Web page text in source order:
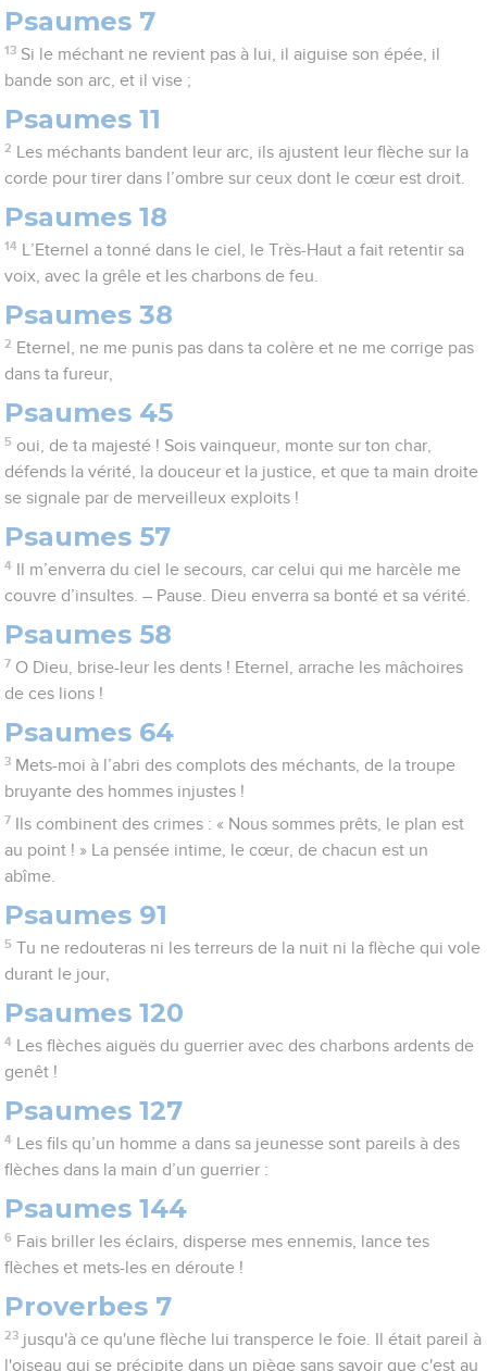
Psaumes 7
13 Si le méchant ne revient pas à lui, il aiguise son épée, il
bande son arc, et il vise ;
Psaumes 11
2
Les méchants bandent leur arc, ils ajustent leur flèche sur la
corde pour tirer dans l’ombre sur ceux dont le cœur est droit.
Psaumes 18
14
L’Eternel a tonné dans le ciel, le Très-Haut a fait retentir sa
voix, avec la grêle et les charbons de feu.
Psaumes 38
2 Eternel, ne me punis pas dans ta colère et ne me corrige pas
dans ta fureur,
Psaumes 45
5 oui, de ta majesté ! Sois vainqueur, monte sur ton char,
défends la vérité, la douceur et la justice, et que ta main droite
se signale par de merveilleux exploits !
Psaumes 57
4
Il m’enverra du ciel le secours, car celui qui me harcèle me
couvre d’insultes. – Pause. Dieu enverra sa bonté et sa vérité.
Psaumes 58
7 O Dieu, brise-leur les dents ! Eternel, arrache les mâchoires
de ces lions !
Psaumes 64
3 Mets-moi à l’abri des complots des méchants, de la troupe
bruyante des hommes injustes !
7
Ils combinent des crimes : « Nous sommes prêts, le plan est
au point ! » La pensée intime, le cœur, de chacun est un
abîme.
Psaumes 91
5 Tu ne redouteras ni les terreurs de la nuit ni la flèche qui vole
durant le jour,
Psaumes 120
4
Les flèches aiguës du guerrier avec des charbons ardents de
genêt !
Psaumes 127
4
Les fils qu’un homme a dans sa jeunesse sont pareils à des
flèches dans la main d’un guerrier :
Psaumes 144
6 Fais briller les éclairs, disperse mes ennemis, lance tes
flèches et mets-les en déroute !
Proverbes 7
23 jusqu'à ce qu'une flèche lui transperce le foie. Il était pareil à
l'oiseau qui se précipite dans un piège sans savoir que c'est au